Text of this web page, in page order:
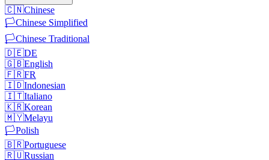
🇨🇳Chinese
🏳️Chinese Simplified
🏳️Chinese Traditional
🇩🇪DE
🇬🇧English
🇫🇷FR
🇮🇩Indonesian
🇮🇹Italiano
🇰🇷Korean
🇲🇾Melayu
🏳️Polish
🇧🇷Portuguese
🇷🇺Russian